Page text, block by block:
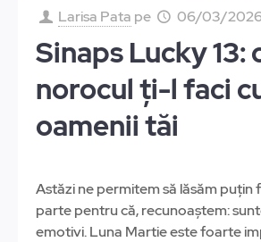
Larisa Pata pe 06/03/
Sinaps Lucky 13:
norocul ți-l faci
oamenii tăi
Astăzi ne permitem să lăsăm puțin
parte pentru că, recunoaștem:
emotivi. Luna Martie este foarte